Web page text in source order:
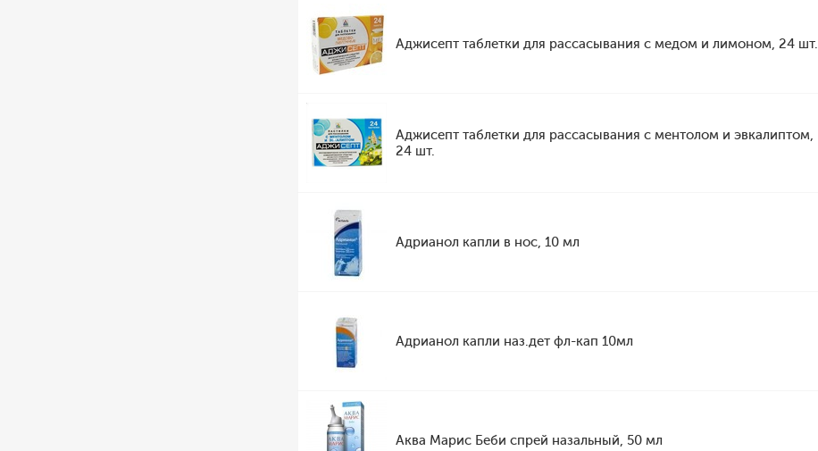
Аджисепт таблетки для рассасывания с медом и лимоном, 24 шт.
Аджисепт таблетки для рассасывания с ментолом и эвкалиптом,
24 шт.
Адрианол капли в нос, 10 мл
Адрианол капли наз.дет фл-кап 10мл
Аква Марис Беби спрей назальный, 50 мл